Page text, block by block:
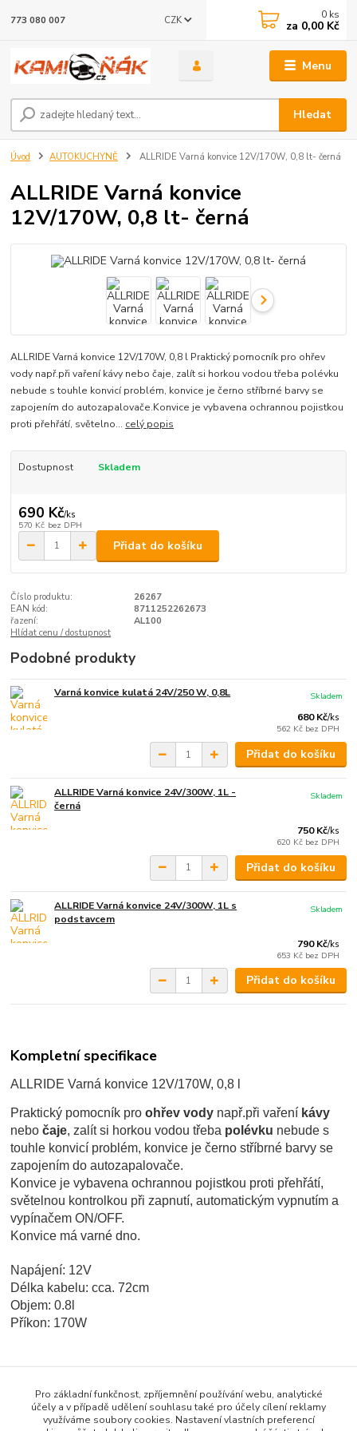
Menu
CZK
Hledat
773 080 007 0 ks
za 0,00 Kč
Úvod AUTOKUCHYNĚ ALLRIDE Varná konvice 12V/170W, 0,8 lt- černá
ALLRIDE Varná konvice
12V/170W, 0,8 lt- černá
ALLRIDE Varná konvice 12V/170W, 0,8 l Praktický pomocník pro ohřev
vody např.při vaření kávy nebo čaje, zalít si horkou vodou třeba polévku
nebude s touhle konvicí problém, konvice je černo stříbrné barvy se
zapojením do autozapalovače.Konvice je vybavena ochrannou pojistkou
proti přehřátí, světelno... celý popis
Dostupnost Skladem
690 Kč/ks
570 Kč bez DPH
Přidat do košíku
Číslo produktu:
26267
EAN kód:
8711252262673
řazení:
AL100
Hlídat cenu / dostupnost
Podobné produkty
Varná konvice kulatá 24V/250 W, 0,8L
680 Kč/ks
562 Kč bez DPH
Skladem
Přidat do košíku
ALLRIDE Varná konvice 24V/300W, 1L -
černá
750 Kč/ks
620 Kč bez DPH
Skladem
Přidat do košíku
ALLRIDE Varná konvice 24V/300W, 1L s
podstavcem
790 Kč/ks
653 Kč bez DPH
Skladem
Přidat do košíku
Kompletní specifikace
ALLRIDE Varná konvice 12V/170W, 0,8 l
Praktický pomocník proohřev vody např.při vaření kávy
nebočaje, zalít si horkou vodou třeba polévku nebude s
touhle konvicí problém, konvice je černo stříbrné barvy se
zapojením do autozapalovače.
Konvice je vybavena ochrannou pojistkou proti přehřátí,
světelnou kontrolkou při zapnutí, automatickým vypnutím a
vypínačem ON/OFF.
Konvice má varné dno.
Napájení: 12V
Délka kabelu: cca. 72cm
Objem: 0.8l
Příkon: 170W
Zboží zařazeno v kategoriích
AUTOKUCHYNĚ
Pro základní funkčnost, zpříjemnění používání webu, analytické
účely a v případě udělení souhlasu také pro účely cílení reklamy
využíváme soubory cookies. Nastavení vlastních preferencí